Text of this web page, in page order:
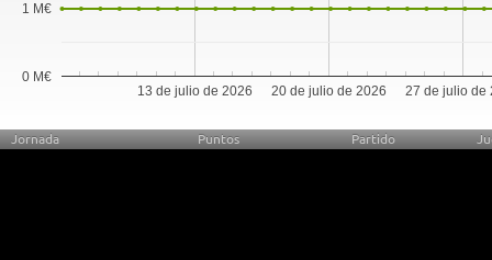
13 de julio de 2026 20 de julio de 2026 27 de julio de
0 M€
1 M€
Jornada Puntos Partido